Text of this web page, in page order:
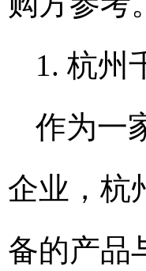
1. 杭州
作为一
企业，杭
备的产品